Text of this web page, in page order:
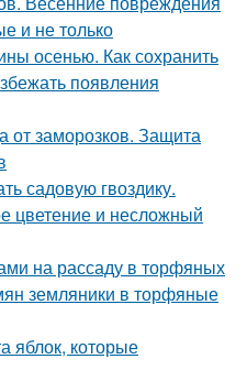
и не только
осенью. Как сохранить
появления
заморозков. Защита
садовую гвоздику.
цветение и несложный
на рассаду в торфяных
земляники в торфяные
яблок, которые